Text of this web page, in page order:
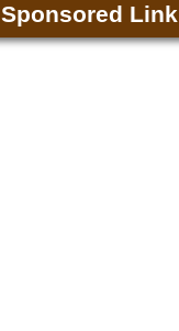
Sponsored Link